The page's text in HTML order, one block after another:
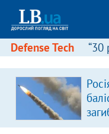
Defense Tech “30